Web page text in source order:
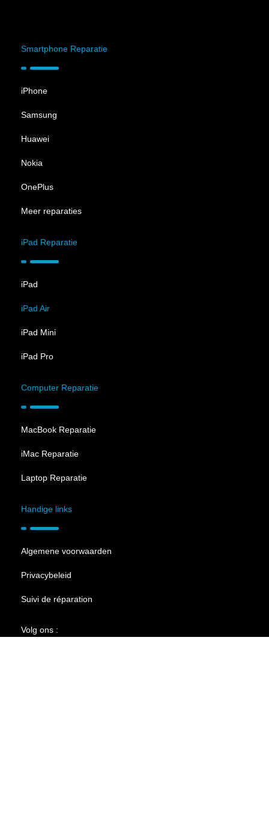
Smartphone Reparatie
iPhone
Samsung
Huawei
Nokia
OnePlus
Meer reparaties
iPad Reparatie
iPad
iPad Air
iPad Mini
iPad Pro
Computer Reparatie
MacBook Reparatie
iMac Reparatie
Laptop Reparatie
Handige links
Algemene voorwaarden
Privacybeleid
Suivi de réparation
Volg ons :